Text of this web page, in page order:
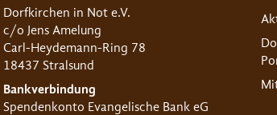
Dorfkirchen in Not e.V.
c/o Jens Amelung
Carl-Heydemann-Ring 78
18437 Stralsund
Bankverbindung
Spendenkonto Evangelische Bank eG